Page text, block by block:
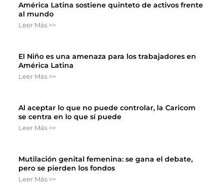
América Latina sostiene quinteto de activos frente
al mundo
Leer Más >>
El Niño es una amenaza para los trabajadores en
América Latina
Leer Más >>
Al aceptar lo que no puede controlar, la Caricom
se centra en lo que sí puede
Leer Más >>
Mutilación genital femenina: se gana el debate,
pero se pierden los fondos
Leer Más >>